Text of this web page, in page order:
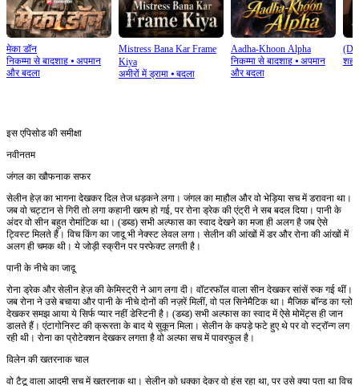
मेका डॉन
निकम्मा से बादशाह ⦁ अपमान
और बदला
Mistress Bana Kar Frame
Kiya
अमीरों में ड्रामा⦁ बदला
Aadha-Khoon Alpha
निकम्मा से बादशाह⦁ अपमान
और बदला
इस एपिसोड की समीक्षा
नवीनतम
जंगल का खौफनाक सफर
सेलीन हेज़ का भागना देखकर दिल तेज धड़कने लगा। जंगल का माहौल और वो भेड़िया सच में डरावना था।
जब वो चट्टान से गिरी तो लगा कहानी खत्म हो गई, पर रोना ड्रेक की एंट्री ने सब बदल दिया। पानी के
अंदर वो सीन बहुत रोमांटिक था। (डब्ड) सभी अल्फास का स्वाद देखने का मजा ही अलग है जब ऐसे
ट्विस्ट मिलते हैं। विच किंग का जादू भी नेक्स्ट लेवल लगा। सेलीन की आंखों में डर और रोना की आंखों में
अलग ही चमक थी। ये जोड़ी स्क्रीन पर परफेक्ट लगती है।
पानी के नीचे का जादू
रोना ड्रेक और सेलीन हेज़ की केमिस्ट्री ने आग लगा दी। वॉटरफॉल वाला सीन देखकर सांसें रुक गई थीं।
जब रोना ने उसे बचाया और पानी के नीचे दोनों की नज़रें मिलीं, वो पल सिनेमैटिक था। मैजिक बॉन्ड का ग्लो
देखकर समझ आया ये सिर्फ प्यार नहीं डेस्टिनी है। (डब्ड) सभी अल्फास का स्वाद में ऐसे मोमेंट्स ही जान
डालते हैं। एंटागोनिस्ट की क्रूरता के बाद ये सुकून मिला। सेलीन के कपड़े फटे हुए थे पर वो स्ट्रॉन्ग लग
रही थी। रोना का प्रोटेक्शन देखकर लगता है वो अल्फा सच में पावरफुल है।
विलेन की खतरनाक चाल
वो टैटू वाला आदमी सच में खतरनाक था। सेलीन को धक्का देकर वो हंस रहा था, पर उसे क्या पता था विच